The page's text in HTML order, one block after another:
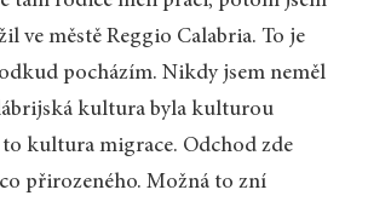
ve městě Reggio Calabria. To je
pocházím. Nikdy jsem neměl
kultura byla kulturou
kultura migrace. Odchod zde
přirozeného. Možná to zní